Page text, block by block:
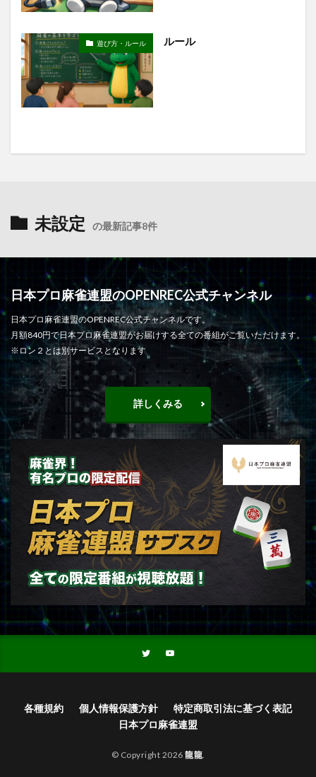
遊び方・ルール ルール
未設定 の最新記事8件
日本プロ麻雀連盟のOPENREC公式チャンネル
日本プロ麻雀連盟のOPENREC公式チャンネルです。
月額840円で日本プロ麻雀連盟がお届けする全ての番組がご覧いただけます。
※ロン２とは別サービスとなります
詳しくみる
各種規約 個人情報保護方針
特定商取引法に基づく表記
日本プロ麻雀連盟
© Copyright 2026 龍龍.